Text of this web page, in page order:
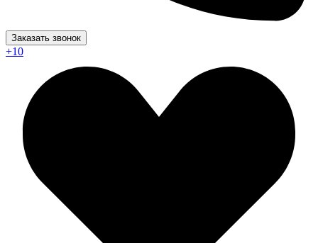
Заказать звонок
+10